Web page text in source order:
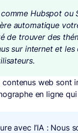
Hubspot ou
automatique
de trouver des
sur internet et
web sont
en ligne
avec l’IA : Nous